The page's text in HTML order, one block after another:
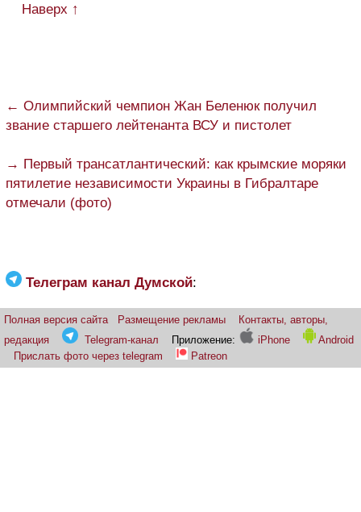
Наверх ↑
← Олимпийский чемпион Жан Беленюк получил
звание старшего лейтенанта ВСУ и пистолет
→ Первый трансатлантический: как крымские моряки
пятилетие независимости Украины в Гибралтаре
отмечали (фото)
Телеграм канал Думской:
Полная версия сайта Размещение рекламы
Контакты, авторы,
редакция
Telegram-канал Приложение: iPhone
Android
Прислать фото через telegram
Patreon